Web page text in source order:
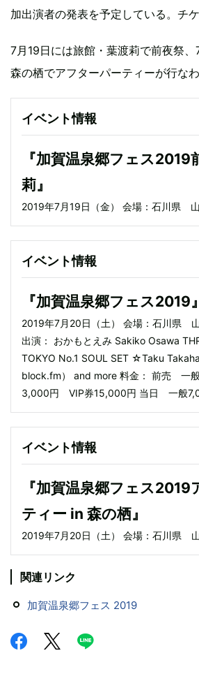
加出演者の発表を予定している。チ
7月19日には旅館・葉渡莉で前夜祭、
森の栖でアフターパーティーが行なわ
イベント情報
『加賀温泉郷フェス2019
莉』
2019年7月19日（金） 会場：石川県
イベント情報
『加賀温泉郷フェス2019』
2019年7月20日（土） 会場：石川県
出演： おかもとえみ Sakiko Osawa
TOKYO No.1 SOUL SET ☆Taku
block.fm） and more 料金： 前売 一
3,000円 VIP券15,000円 当日 一般
イベント情報
『加賀温泉郷フェス2019
ティー in 森の栖』
2019年7月20日（土） 会場：石川県
関連リンク
加賀温泉郷フェス 2019